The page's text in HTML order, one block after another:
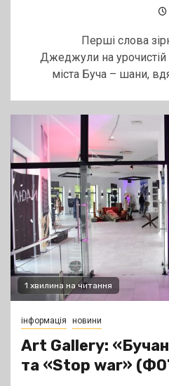
Перші слова
Джеджули на урочистій
міста Буча – шани,
1 хвилина на читання
інформація новини
Art Gallery:
та «Stop war»